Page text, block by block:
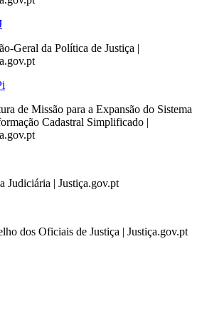
Geral da Política de Justiça |
de Missão para a Expansão do Sistema
Cadastral Simplificado |
Judiciária | Justiça.gov.pt
dos Oficiais de Justiça | Justiça.gov.pt